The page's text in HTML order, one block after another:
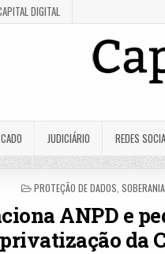
DIGITAL
JUDICIÁRIO REDES
POSTED
PROTEÇÃO DE DADOS
ANPD e
privatização da